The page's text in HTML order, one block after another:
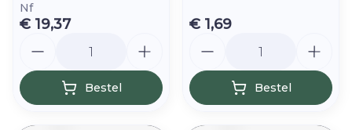
Nf
€ 19,37
Bestel
€ 1,69
Bestel